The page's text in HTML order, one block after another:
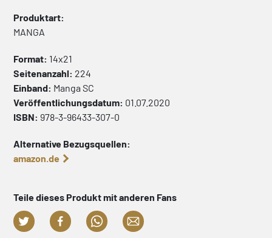
Produktart:
MANGA
Format: 14x21
Seitenanzahl: 224
Einband: Manga SC
Veröffentlichungsdatum: 01.07.2020
ISBN: 978-3-96433-307-0
Alternative Bezugsquellen:
amazon.de
Teile dieses Produkt mit anderen Fans